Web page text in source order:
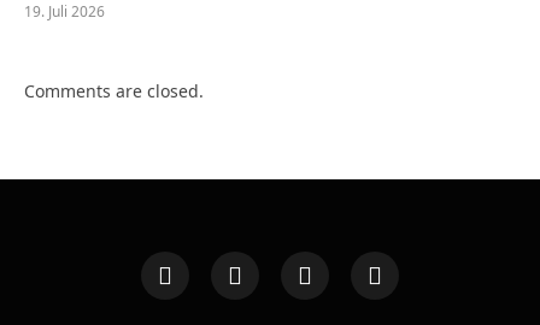
19. Juli 2026
Comments are closed.